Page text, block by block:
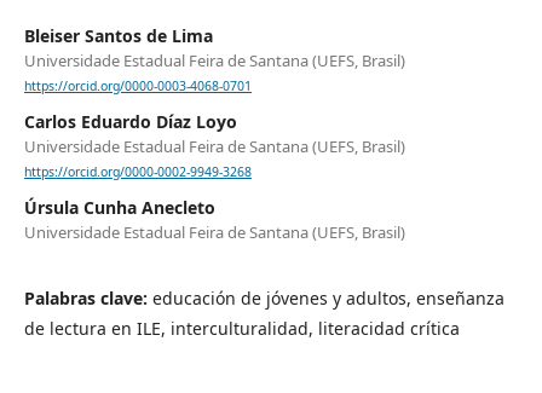
Bleiser Santos de Lima
Universidade Estadual Feira de Santana (UEFS, Brasil)
https://orcid.org/0000-0003-4068-0701
Carlos Eduardo Díaz Loyo
Universidade Estadual Feira de Santana (UEFS, Brasil)
https://orcid.org/0000-0002-9949-3268
Úrsula Cunha Anecleto
Universidade Estadual Feira de Santana (UEFS, Brasil)
Palabras clave: educación de jóvenes y adultos, enseñanza
de lectura en ILE, interculturalidad, literacidad crítica